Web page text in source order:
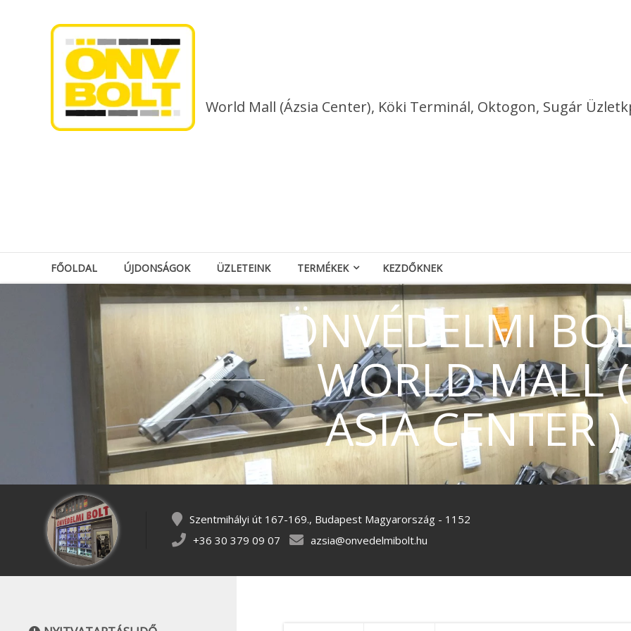
World Mall (Ázsia Center), Köki Terminál, Oktogon, Sugár
FŐOLDAL ÚJDONSÁGOK ÜZLETEINK TERMÉKEK KEZDŐKNEK
ÖNVÉDELMI
WORLD MALL (
ASIA CENTER )
Szentmihályi út 167-169., Budapest Magyarország - 1152
+36 30 379 09 07
azsia@onvedelmibolt.hu